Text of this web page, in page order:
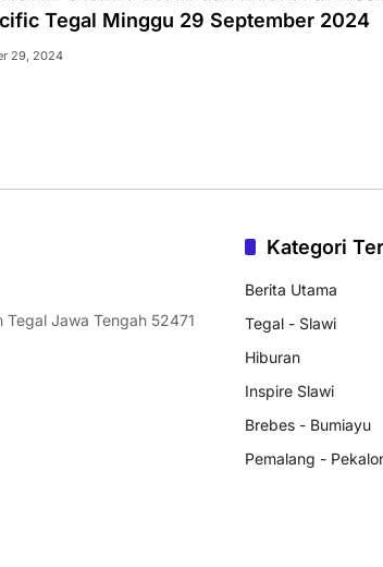
Tegal Minggu 29 September 2024
29, 2024
Jawa Tengah 52471
Kategori
Berita Utama
Tegal - Slawi
Hiburan
Inspire Slawi
Brebes - Bumiayu
Pemalang -